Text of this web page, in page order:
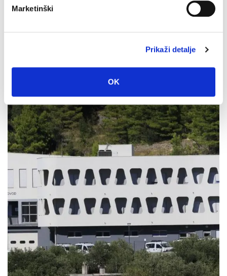
Marketinški
Prikaži detalje
OK